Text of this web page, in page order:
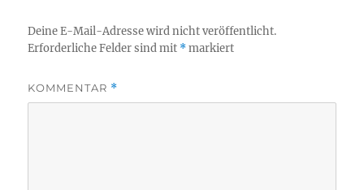
Deine E-Mail-Adresse wird nicht veröffentlicht.
Erforderliche Felder sind mit *markiert
KOMMENTAR *